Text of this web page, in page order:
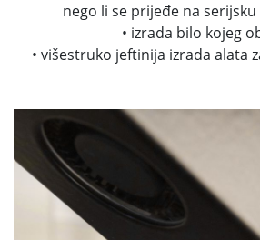
nego li se prijeđe na
• izrada bilo kojeg
• višestruko jeftinija izrada alata